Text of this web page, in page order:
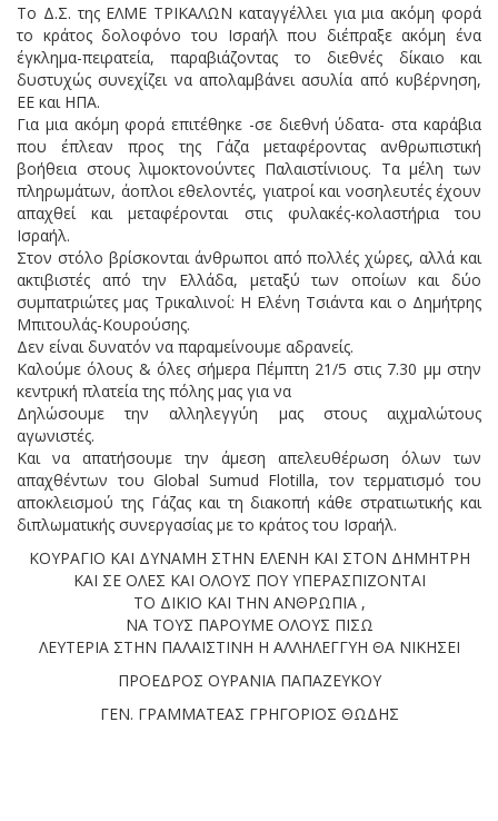
Το Δ.Σ. της ΕΛΜΕ ΤΡΙΚΑΛΩΝ καταγγέλλει για μια ακόμη φορά
το κράτος δολοφόνο του Ισραήλ που διέπραξε ακόμη ένα
έγκλημα-πειρατεία, παραβιάζοντας το διεθνές δίκαιο και
δυστυχώς συνεχίζει να απολαμβάνει ασυλία από κυβέρνηση,
ΕΕ και ΗΠΑ.
Για μια ακόμη φορά επιτέθηκε -σε διεθνή ύδατα- στα καράβια
που έπλεαν προς της Γάζα μεταφέροντας ανθρωπιστική
βοήθεια στους λιμοκτονούντες Παλαιστίνιους. Τα μέλη των
πληρωμάτων, άοπλοι εθελοντές, γιατροί και νοσηλευτές έχουν
απαχθεί και μεταφέρονται στις φυλακές-κολαστήρια του
Ισραήλ.
Στον στόλο βρίσκονται άνθρωποι από πολλές χώρες, αλλά και
ακτιβιστές από την Ελλάδα, μεταξύ των οποίων και δύο
συμπατριώτες μας Τρικαλινοί: Η Ελένη Τσιάντα και ο Δημήτρης
Μπιτουλάς-Κουρούσης.
Δεν είναι δυνατόν να παραμείνουμε αδρανείς.
Καλούμε όλους & όλες σήμερα Πέμπτη 21/5 στις 7.30 μμ στην
κεντρική πλατεία της πόλης μας για να
Δηλώσουμε την αλληλεγγύη μας στους αιχμαλώτους
αγωνιστές.
Και να απατήσουμε την άμεση απελευθέρωση όλων των
απαχθέντων του Global Sumud Flotilla, τον τερματισμό του
αποκλεισμού της Γάζας και τη διακοπή κάθε στρατιωτικής και
διπλωματικής συνεργασίας με το κράτος του Ισραήλ.
ΚΟΥΡΑΓΙΟ ΚΑΙ ΔΥΝΑΜΗ ΣΤΗΝ ΕΛΕΝΗ ΚΑΙ ΣΤΟΝ ΔΗΜΗΤΡΗ
ΚΑΙ ΣΕ ΟΛΕΣ ΚΑΙ ΟΛΟΥΣ ΠΟΥ ΥΠΕΡΑΣΠΙΖΟΝΤΑΙ
ΤΟ ΔΙΚΙΟ ΚΑΙ ΤΗΝ ΑΝΘΡΩΠΙΑ ,
ΝΑ ΤΟΥΣ ΠΑΡΟΥΜΕ ΟΛΟΥΣ ΠΙΣΩ
ΛΕΥΤΕΡΙΑ ΣΤΗΝ ΠΑΛΑΙΣΤΙΝΗ Η ΑΛΛΗΛΕΓΓΥΗ ΘΑ ΝΙΚΗΣΕΙ
ΠΡΟΕΔΡΟΣ ΟΥΡΑΝΙΑ ΠΑΠΑΖΕΥΚΟΥ
ΓΕΝ. ΓΡΑΜΜΑΤΕΑΣ ΓΡΗΓΟΡΙΟΣ ΘΩΔΗΣ